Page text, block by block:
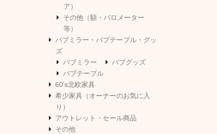
ア）
その他（額・バロメーター
等）
パブミラー・パブテーブル・グッ
ズ
パブミラー
パブグッズ
パブテーブル
60's北欧家具
希少家具（オーナーのお気に入
り）
アウトレット・セール商品
その他